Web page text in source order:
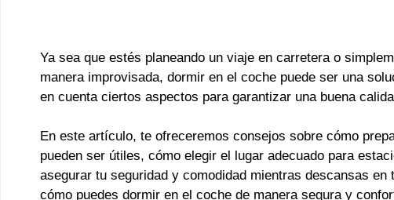
Ya sea que estés planeando un viaje en carretera o
manera improvisada, dormir en el coche puede ser una
en cuenta ciertos aspectos para garantizar una buena
En este artículo, te ofreceremos consejos sobre cómo
pueden ser útiles, cómo elegir el lugar adecuado para
asegurar tu seguridad y comodidad mientras descansas
cómo puedes dormir en el coche de manera segura y